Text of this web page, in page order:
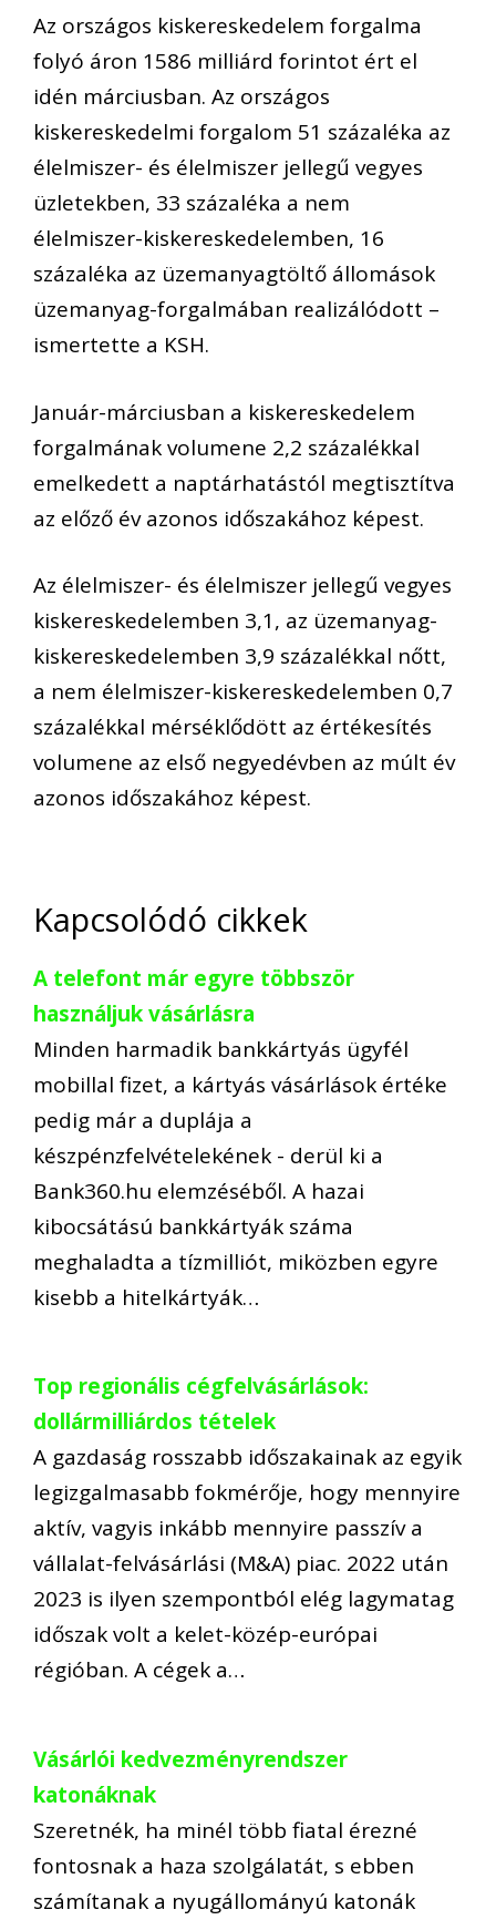
Az országos kiskereskedelem forgalma
folyó áron 1586 milliárd forintot ért el
idén márciusban. Az országos
kiskereskedelmi forgalom 51 százaléka az
élelmiszer- és élelmiszer jellegű vegyes
üzletekben, 33 százaléka a nem
élelmiszer-kiskereskedelemben, 16
százaléka az üzemanyagtöltő állomások
üzemanyag-forgalmában realizálódott –
ismertette a KSH.
Január-márciusban a kiskereskedelem
forgalmának volumene 2,2 százalékkal
emelkedett a naptárhatástól megtisztítva
az előző év azonos időszakához képest.
Az élelmiszer- és élelmiszer jellegű vegyes
kiskereskedelemben 3,1, az üzemanyag-
kiskereskedelemben 3,9 százalékkal nőtt,
a nem élelmiszer-kiskereskedelemben 0,7
százalékkal mérséklődött az értékesítés
volumene az első negyedévben az múlt év
azonos időszakához képest.
Kapcsolódó cikkek
A telefont már egyre többször
használjuk vásárlásra
Minden harmadik bankkártyás ügyfél
mobillal fizet, a kártyás vásárlások értéke
pedig már a duplája a
készpénzfelvételekének - derül ki a
Bank360.hu elemzéséből. A hazai
kibocsátású bankkártyák száma
meghaladta a tízmilliót, miközben egyre
kisebb a hitelkártyák…
Top regionális cégfelvásárlások:
dollármilliárdos tételek
A gazdaság rosszabb időszakainak az egyik
legizgalmasabb fokmérője, hogy mennyire
aktív, vagyis inkább mennyire passzív a
vállalat-felvásárlási (M&A) piac. 2022 után
2023 is ilyen szempontból elég lagymatag
időszak volt a kelet-közép-európai
régióban. A cégek a…
Vásárlói kedvezményrendszer
katonáknak
Szeretnék, ha minél több fiatal érezné
fontosnak a haza szolgálatát, s ebben
számítanak a nyugállományú katonák